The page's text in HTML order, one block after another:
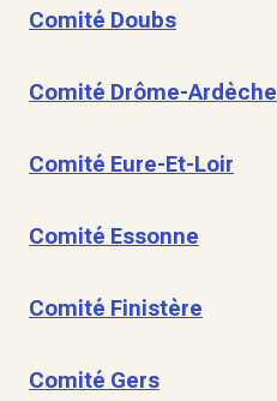
Comité Doubs
Comité Drôme-Ardèche
Comité Eure-Et-Loir
Comité Essonne
Comité Finistère
Comité Gers